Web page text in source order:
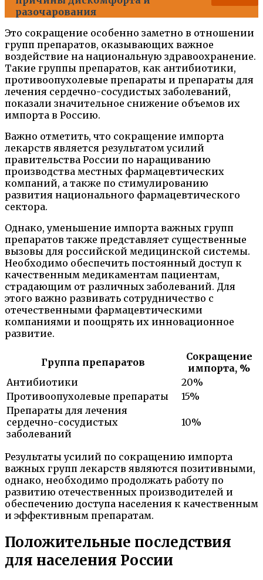
разочарования
Это сокращение особенно заметно в отношении
групп препаратов, оказывающих важное
воздействие на национальную здравоохранение.
Такие группы препаратов, как антибиотики,
противоопухолевые препараты и препараты для
лечения сердечно-сосудистых заболеваний,
показали значительное снижение объемов их
импорта в Россию.
Важно отметить, что сокращение импорта
лекарств является результатом усилий
правительства России по наращиванию
производства местных фармацевтических
компаний, а также по стимулированию
развития национального фармацевтического
сектора.
Однако, уменьшение импорта важных групп
препаратов также представляет существенные
вызовы для российской медицинской системы.
Необходимо обеспечить постоянный доступ к
качественным медикаментам пациентам,
страдающим от различных заболеваний. Для
этого важно развивать сотрудничество с
отечественными фармацевтическими
компаниями и поощрять их инновационное
развитие.
Группа препаратов
Сокращение
импорта, %
Антибиотики
20%
Противоопухолевые препараты
15%
Препараты для лечения
сердечно-сосудистых
заболеваний
10%
Результаты усилий по сокращению импорта
важных групп лекарств являются позитивными,
однако, необходимо продолжать работу по
развитию отечественных производителей и
обеспечению доступа населения к качественным
и эффективным препаратам.
Положительные последствия
для населения России